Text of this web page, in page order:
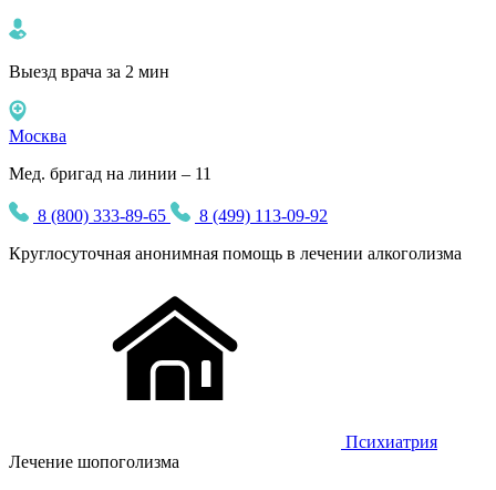
Выезд врача за 2 мин
Москва
Мед. бригад на линии – 11
8 (800) 333-89-65
8 (499) 113-09-92
Круглосуточная анонимная помощь в лечении алкоголизма
Психиатрия
Лечение шопоголизма